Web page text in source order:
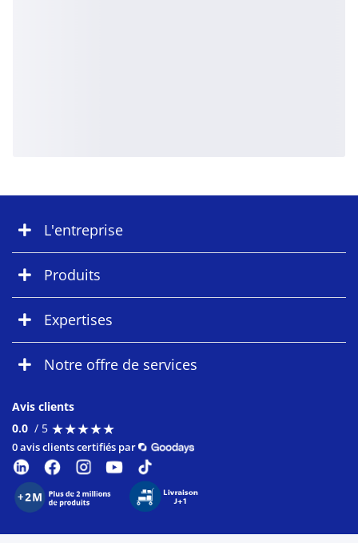
L'entreprise
Produits
Expertises
Notre offre de services
Avis clients
0.0 / 5 ★★★★★
★★★★★
0 avis clients certifiés par